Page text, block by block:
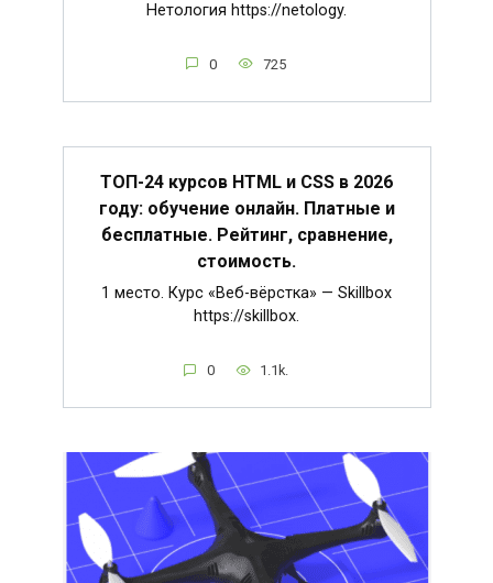
Нетология https://netology.
0 725
ТОП-24 курсов HTML и CSS в 2026
году: обучение онлайн. Платные и
бесплатные. Рейтинг, сравнение,
стоимость.
1 место. Курс «Веб-вёрстка» — Skillbox
https://skillbox.
0 1.1k.